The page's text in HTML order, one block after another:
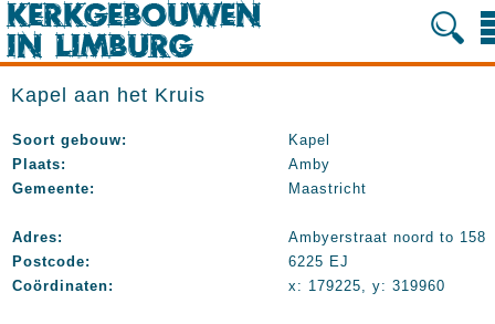
Kapel aan het Kruis
Soort gebouw:
Kapel
Plaats:
Amby
Gemeente:
Maastricht
Adres:
Ambyerstraat noord to 158
Postcode:
6225 EJ
Coördinaten:
x: 179225, y: 319960